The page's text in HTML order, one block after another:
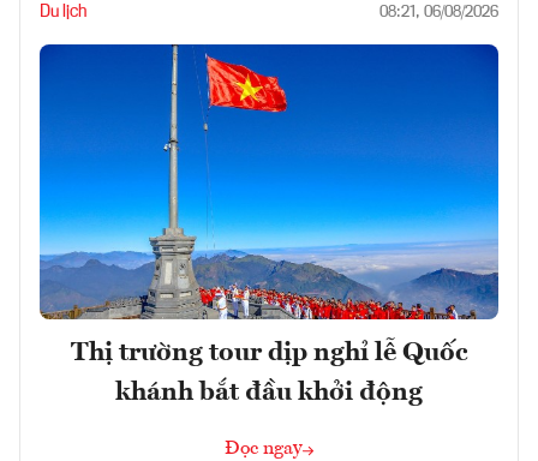
Du lịch 08:21, 06/08/2026
Thị trường tour dịp nghỉ lễ Quốc
khánh bắt đầu khởi động
Đọc ngay